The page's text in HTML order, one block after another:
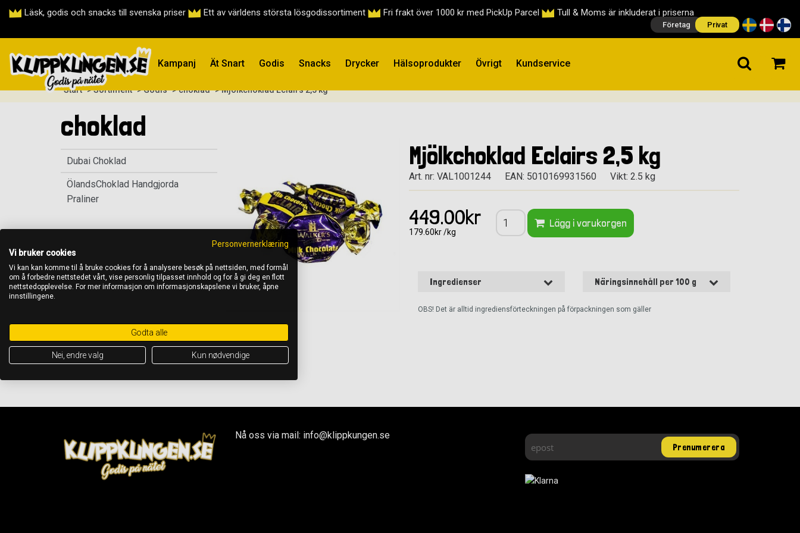
Läsk, godis och snacks till svenska priser Ett av världens största lösgodissortiment Fri frakt över 1000 kr med PickUp Parcel Tull & Moms är inkluderat i priserna
Företag Privat
Kampanj Ät Snart Godis Snacks Drycker Hälsoprodukter Övrigt Kundservice
Start > Sortiment > Godis > choklad > Mjölkchoklad Eclairs 2,5 kg
choklad
Dubai Choklad
ÖlandsChoklad Handgjorda
Praliner
Mjölkchoklad Eclairs 2,5 kg
Art. nr: VAL1001244 EAN: 5010169931560 Vikt: 2.5 kg
449.00kr
179.60kr /kg
Lägg i varukorgen
Ingredienser Näringsinnehåll per 100 g
OBS! Det är alltid ingrediensförteckningen på förpackningen som gäller
Nå oss via mail: info@klippkungen.se
Personvernerklæring
Vi bruker cookies
Vi kan kan komme til å bruke cookies for å analysere besøk på nettsiden, med formål
om å forbedre nettstedet vårt, vise personlig tilpasset innhold og for å gi deg en flott
nettstedopplevelse. For mer informasjon om informasjonskapslene vi bruker, åpne
innstillingene.
Godta alle
Nei, endre valg Kun nødvendige